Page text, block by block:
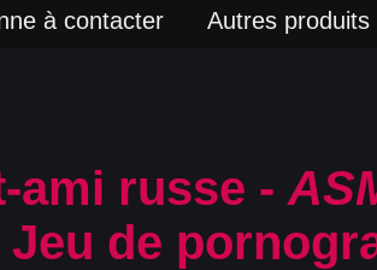
à contacter Autres produits
ami russe -
de